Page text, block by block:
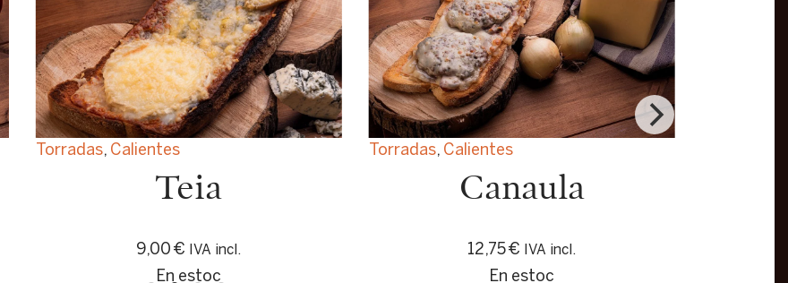
Torradas, Calientes
Teia
9,00 € IVA incl.
En estoc
Torradas, Calientes
Canaula
12,75€ IVA incl.
En estoc